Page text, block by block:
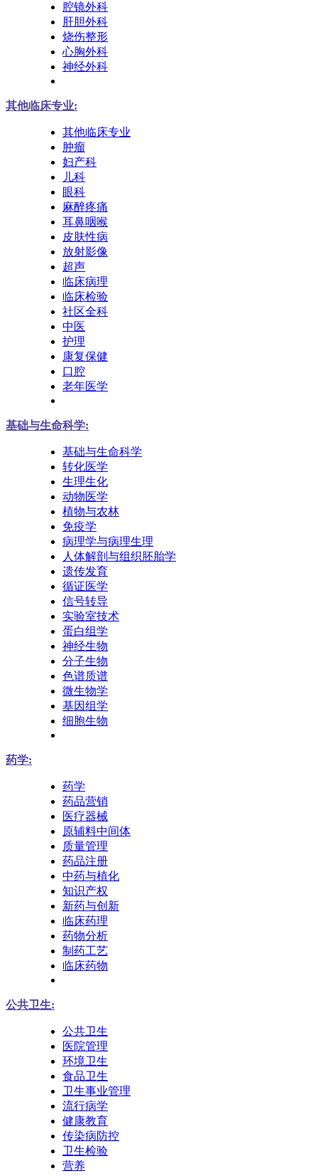
腔镜外科
肝胆外科
烧伤整形
心胸外科
神经外科
其他临床专业:
其他临床专业
肿瘤
妇产科
儿科
眼科
麻醉疼痛
耳鼻咽喉
皮肤性病
放射影像
超声
临床病理
临床检验
社区全科
中医
护理
康复保健
口腔
老年医学
基础与生命科学:
基础与生命科学
转化医学
生理生化
动物医学
植物与农林
免疫学
病理学与病理生理
人体解剖与组织胚胎学
遗传发育
循证医学
信号转导
实验室技术
蛋白组学
神经生物
分子生物
色谱质谱
微生物学
基因组学
细胞生物
药学:
药学
药品营销
医疗器械
原辅料中间体
质量管理
药品注册
中药与植化
知识产权
新药与创新
临床药理
药物分析
制药工艺
临床药物
公共卫生:
公共卫生
医院管理
环境卫生
食品卫生
卫生事业管理
流行病学
健康教育
传染病防控
卫生检验
营养